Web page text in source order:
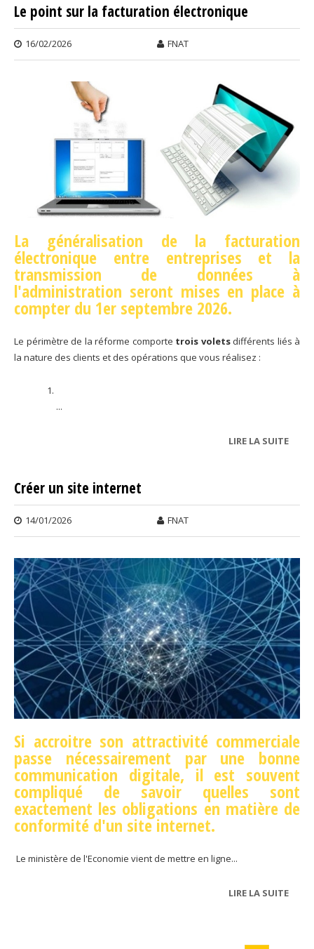
Le point sur la facturation électronique
16/02/2026 FNAT
La généralisation de la facturation
électronique entre entreprises et la
transmission de données à
l'administration seront mises en place à
compter du 1er septembre 2026.
Le périmètre de la réforme comporte trois voletsdifférents liés à
la nature des clients et des opérations que vous réalisez :
...
LIRE LA SUITEDE
Créer un site internet
14/01/2026 FNAT
Si accroitre son attractivité commerciale
passe nécessairement par une bonne
communication digitale, il est souvent
compliqué de savoir quelles sont
exactement les obligations en matière de
conformité d'un site internet.
Le ministère de l'Economie vient de mettre en ligne...
LIRE LA SUITEDE